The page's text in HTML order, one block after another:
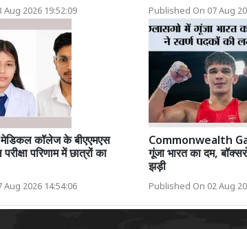
2026 19:52:09 Published On 07 Aug
कॉलेज के बीएएमएस
परिणाम में छात्रों का
2026 14:54:06
Commonwealth
गूंजा भारत का दम,
झड़ी
Published On 02 Aug